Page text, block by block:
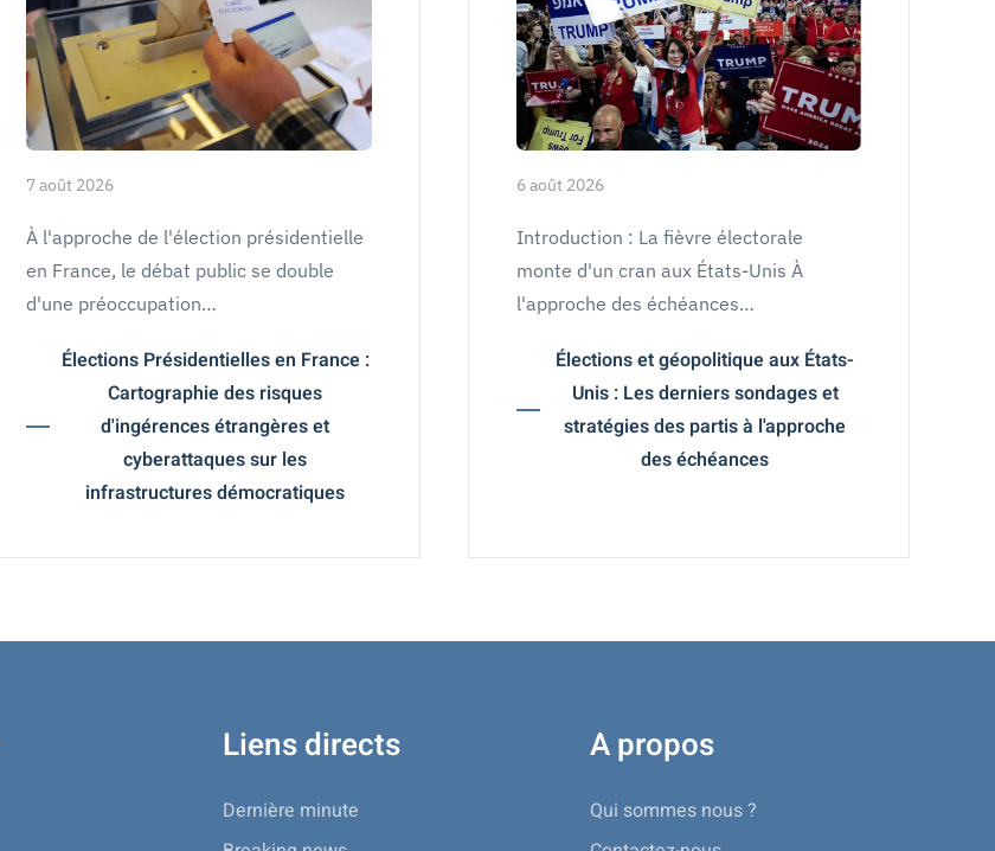
7 août 2026
À l'approche de l'élection présidentielle
en France, le débat public se double
d'une préoccupation…
Élections Présidentielles en France :
Cartographie des risques
d'ingérences étrangères et
cyberattaques sur les
infrastructures démocratiques
6 août 2026
Introduction : La fièvre électorale
monte d'un cran aux États-Unis À
l'approche des échéances…
Élections et géopolitique aux États-
Unis : Les derniers sondages et
stratégies des partis à l'approche
des échéances
Liens directs
Dernière minute
A propos
Qui sommes nous ?